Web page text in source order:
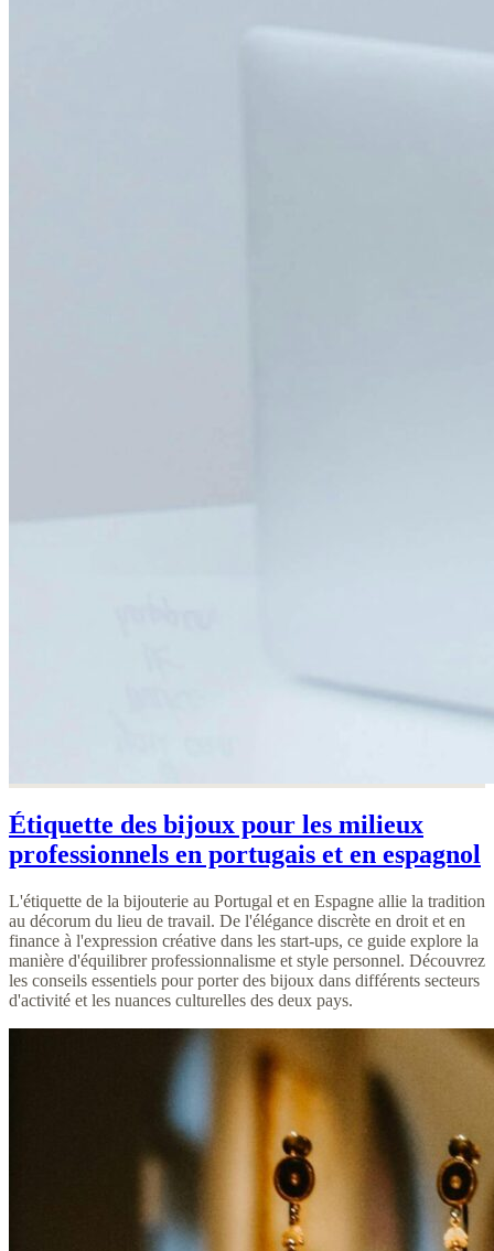
Étiquette des bijoux pour les milieux
professionnels en portugais et en espagnol
L'étiquette de la bijouterie au Portugal et en Espagne allie la tradition
au décorum du lieu de travail. De l'élégance discrète en droit et en
finance à l'expression créative dans les start-ups, ce guide explore la
manière d'équilibrer professionnalisme et style personnel. Découvrez
les conseils essentiels pour porter des bijoux dans différents secteurs
d'activité et les nuances culturelles des deux pays.